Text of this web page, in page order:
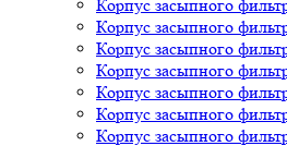
Корпус засыпного
Корпус засыпного
Корпус засыпного
Корпус засыпного
Корпус засыпного
Корпус засыпного
Корпус засыпного